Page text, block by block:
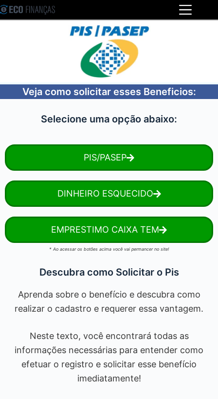
Veja como solicitar esses Beneficios:
Selecione uma opção abaixo:
PIS/PASEP
DINHEIRO ESQUECIDO
EMPRESTIMO CAIXA TEM
* Ao acessar os botões acima você vai permancer no site!
Descubra como Solicitar o Pis
Aprenda sobre o benefício e descubra como
realizar o cadastro e requerer essa vantagem.
Neste texto, você encontrará todas as
informações necessárias para entender como
efetuar o registro e solicitar esse benefício
imediatamente!